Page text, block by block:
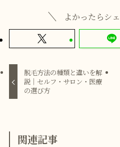
よかったらシ
脱毛方法の種類と違いを解
説｜セルフ・サロン・医療
の選び方
関連記事